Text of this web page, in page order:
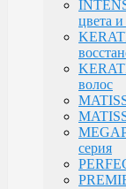
цвета
волос
серия